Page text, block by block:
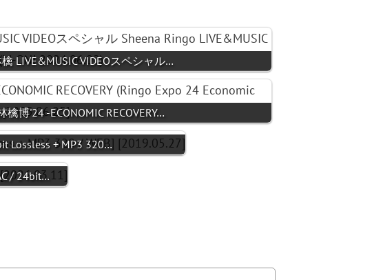
LIVE&MUSIC VIDEOスペシャル…
博'24 -ECONOMIC RECOVERY…
Lossless + MP3 320…
/ 24bit…